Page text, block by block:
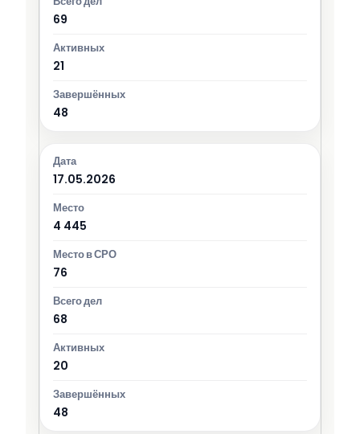
69
21
48
17.05.2026
4 445
76
68
20
48